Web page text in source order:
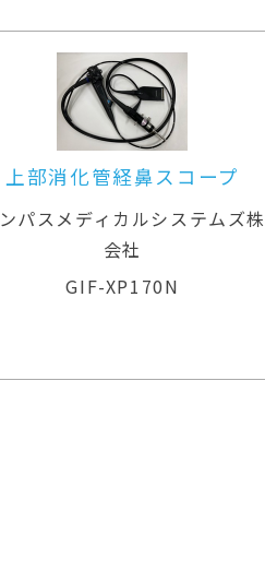
上部消化管経鼻スコー
オリンパスメディカルシステ
GIF-XP170N